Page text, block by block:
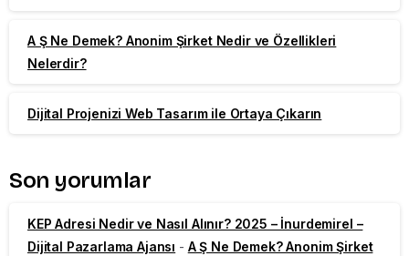
A Ş Ne Demek? Anonim Şirket Nedir ve Özellikleri
Nelerdir?
Dijital Projenizi Web Tasarım ile Ortaya Çıkarın
Son yorumlar
KEP Adresi Nedir ve Nasıl Alınır? 2025 – İnurdemirel –
Dijital Pazarlama Ajansı - A Ş Ne Demek? Anonim Şirket